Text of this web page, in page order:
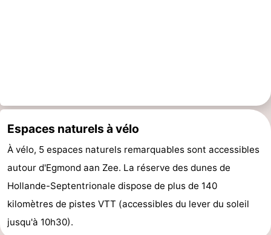
Espaces naturels à vélo
À vélo, 5 espaces naturels remarquables sont accessibles
autour d'Egmond aan Zee. La réserve des dunes de
Hollande-Septentrionale dispose de plus de 140
kilomètres de pistes VTT (accessibles du lever du soleil
jusqu'à 10h30).